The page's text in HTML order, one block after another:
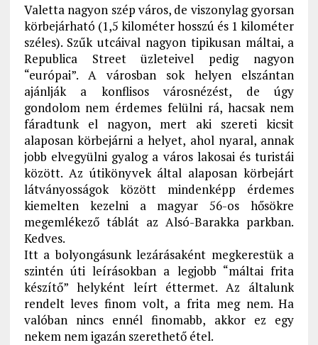
Valetta nagyon szép város, de viszonylag gyorsan
körbejárható (1,5 kilométer hosszú és 1 kilométer
széles). Szűk utcáival nagyon tipikusan máltai, a
Republica Street üzleteivel pedig nagyon
“európai”. A városban sok helyen elszántan
ajánlják a konflisos városnézést, de úgy
gondolom nem érdemes felülni rá, hacsak nem
fáradtunk el nagyon, mert aki szereti kicsit
alaposan körbejárni a helyet, ahol nyaral, annak
jobb elvegyülni gyalog a város lakosai és turistái
között. Az útikönyvek által alaposan körbejárt
látványosságok között mindenképp érdemes
kiemelten kezelni a magyar 56-os hősökre
megemlékező táblát az Alsó-Barakka parkban.
Kedves.
Itt a bolyongásunk lezárásaként megkerestük a
szintén úti leírásokban a legjobb “máltai frita
készítő” helyként leírt éttermet. Az általunk
rendelt leves finom volt, a frita meg nem. Ha
valóban nincs ennél finomabb, akkor ez egy
nekem nem igazán szerethető étel.